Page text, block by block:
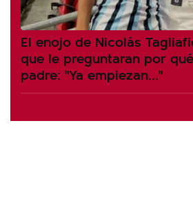
El enojo de Nicolás
que le preguntaran por
padre: "Ya empiezan..."